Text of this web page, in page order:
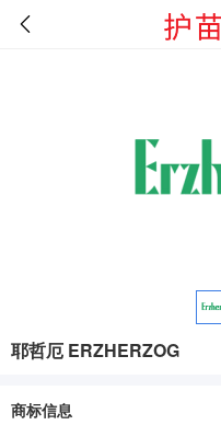
耶哲厄 ERZHERZOG
商标信息